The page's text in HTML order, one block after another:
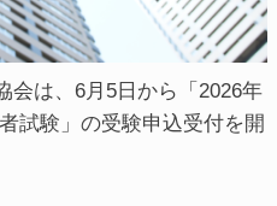
会は、6月5日から「2026年
試験」の受験申込受付を開